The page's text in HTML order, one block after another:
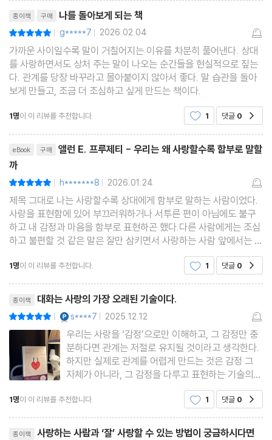
일곱 번째 수업 ° 언제나 너그러움을 유지하라
나 자신을 사랑하는 연습
상대를 무작정 부인하지 않기
사과에 늦은 때란 없다
여덟 번째 수업 ° 같은 이유로 계속 싸울 때는 어떻게 해야 할까?
문제를 제대로 파악하라
문제 해결을 위한 다양한 시도들
아홉 번째 수업 ° 해결책이 없는 문제를 해결하는 방법
상대를 지나치게 바꾸려고 하면 안 된다
변화 대신 수용을 택하기
열 번째 수업 ° 시들해진 우리 관계도 되살릴 수 있다
물리적으로 함께하는 활동 늘리기
따로 또 같이의 가치
무조건적인 사랑의 힘
이제 다시 사랑할 시간
감사의 말
미주
참고문헌
종이책 구매 나를 돌아보게 되는 책
| g*****7 | 2026.02.04
가까운 사이일수록 말이 거칠어지는 이유를 차분히 풀어낸다. 상대
를 사랑하면서도 상처 주는 말이 나오는 순간들을 현실적으로 짚는
다. 관계를 당장 바꾸라고 몰아붙이지 않아서 좋다. 말 습관을 돌아
보게 만들고, 조금 더 조심하고 싶게 만드는 책이다.
1명이 이 리뷰를 추천합니다. 1 댓글 0
eBook 구매
앨런 E. 프루제티 - 우리는 왜 사랑할수록 함부로 말할
까
| h*******8 | 2026.01.24
제목 그대로 나는 사랑할수록 상대에게 함부로 말하는 사람이었다.
사랑을 표현함에 있어 부끄러워하거나 서투른 편이 아님에도 불구
하고 내 감정과 마음을 함부로 표현하곤 했다.다른 사람에게는 조심
하고 불편할 것 같은 말은 잘만 삼키면서 사랑하는 사람 앞에서는 솔
직함을 무기로 모든 걸 내뱉곤 했다.그러면서 싸우고 상처 주고 상처
받고 사랑하는 사람을 잃고서 후회하고 자책하
1명이 이 리뷰를 추천합니다. 1 댓글 0
종이책 대화는 사랑의 가장 오래된 기술이다.
| s****7 | 2025.12.12
우리는 사랑을 ‘감정’으로만 이해하고, 그 감정만 충
분하다면 관계는 저절로 유지될 것이라고 생각한다.
하지만 실제로 관계를 어렵게 만드는 것은 감정 그
자체가 아니라, 그 감정을 다루고 표현하는 기술의
부족이다.“사랑은 감정이 아니라 기술이다.” — 에리
히 프롬뇌과학자 정재승 교수는 우리가 가까운 사람
과 갈등이 심해지는 이유를 “우리 뇌가 가까운 사람
을 ‘타인’이 아
1명이 이 리뷰를 추천합니다. 1 댓글 0
종이책
사랑하는 사람과 ‘잘’ 사랑할 수 있는 방법이 궁금하시다면